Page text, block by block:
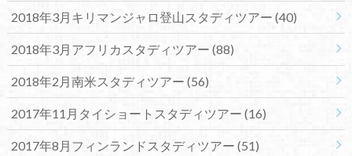
2018年3月キリマンジャロ登山スタディツアー (40)
2018年3月アフリカスタディツアー (88)
2018年2月南米スタディツアー (56)
2017年11月タイショートスタディツアー (16)
2017年8月フィンランドスタディツアー (51)